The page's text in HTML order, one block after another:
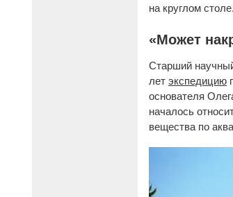
на круглом столе.
«Может
Старший
лет экспедицию
основателя
началось
вещества по